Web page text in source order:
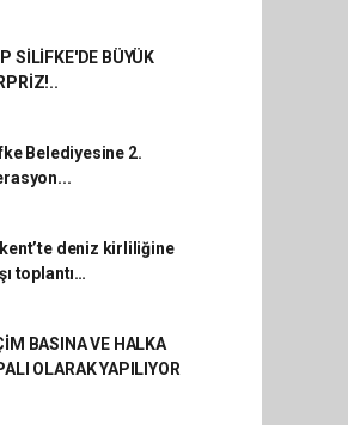
SİLİFKE'DE BÜYÜK
Belediyesine 2.
deniz kirliliğine
toplantı…
BASINA VE HALKA
OLARAK YAPILIYOR